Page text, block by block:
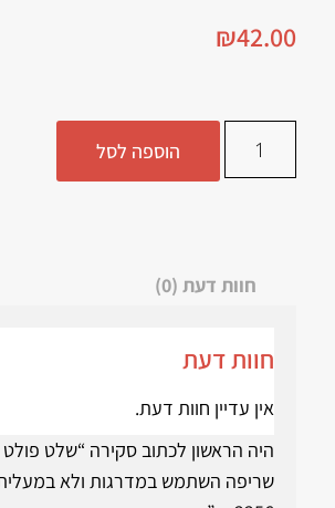
₪42.00
הוספה לסל
חוות דעת (0)
חוות דעת
אין עדיין חוות דעת.
היה הראשון לכתוב סקירה “שלט
שריפה השתמש במדרגות ולא